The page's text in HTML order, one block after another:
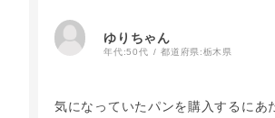
ゆりちゃん
年代:50代 都道府県:栃木県
気になっていたパンを購入するにあ